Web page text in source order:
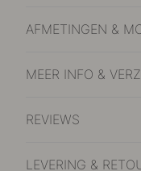
AFMETINGEN &
MEER INFO &
REVIEWS
LEVERING &